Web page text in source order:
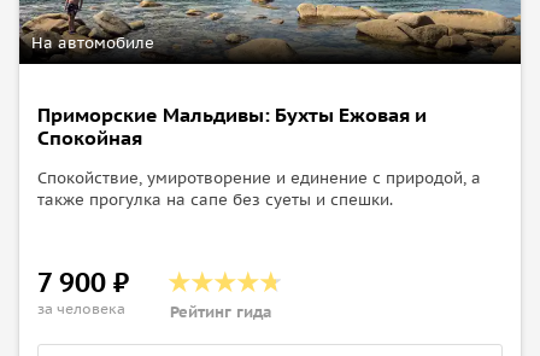
На автомобиле
Приморские Мальдивы: Бухты Ежовая и
Спокойная
Спокойствие, умиротворение и единение с природой, а
также прогулка на сапе без суеты и спешки.
7 900 ₽
за человека Рейтинг гида